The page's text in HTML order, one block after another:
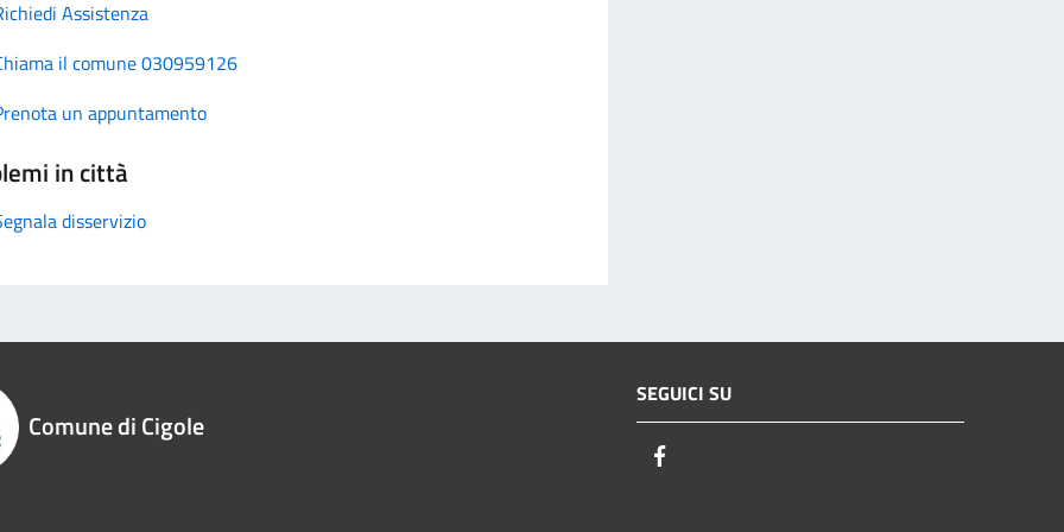
Assistenza
il comune 030959126
un appuntamento
in città
disservizio
Comune di Cigole
SEGUICI SU